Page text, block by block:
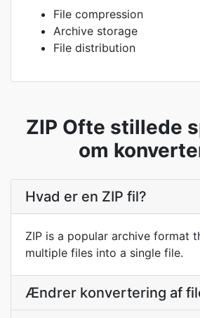
File compression
Archive storage
File distribution
ZIP Ofte stillede
om
Hvad er en ZIP fil?
ZIP is a popular archive format
multiple files into a single file.
Ændrer konvertering af